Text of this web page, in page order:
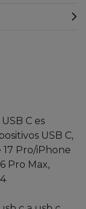
C es
USB C,
17 Pro/iPhone
Pro Max,